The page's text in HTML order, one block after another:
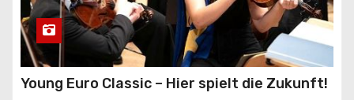
Young Euro Classic – Hier spielt die Zukunft!